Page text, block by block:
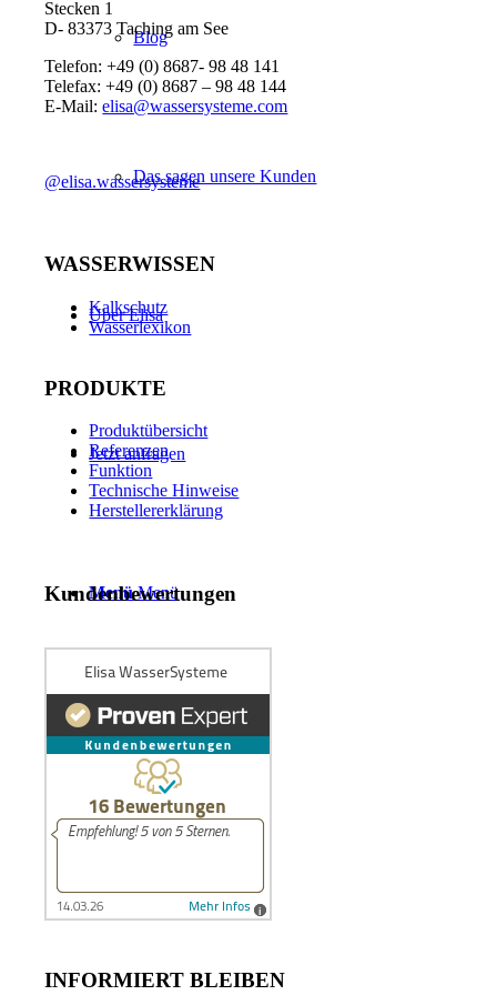
Blog
Das sagen unsere Kunden
Über Elisa
Jetzt anfragen
Menü Menü
Stecken 1
D- 83373 Taching am See
Telefon: +49 (0) 8687- 98 48 141
Telefax: +49 (0) 8687 – 98 48 144
E-Mail:elisa@wassersysteme.com
@elisa.wassersysteme
WASSERWISSEN
Kalkschutz
Wasserlexikon
PRODUKTE
Produktübersicht
Referenzen
Funktion
Technische Hinweise
Herstellererklärung
Kundenbewertungen
INFORMIERT BLEIBEN